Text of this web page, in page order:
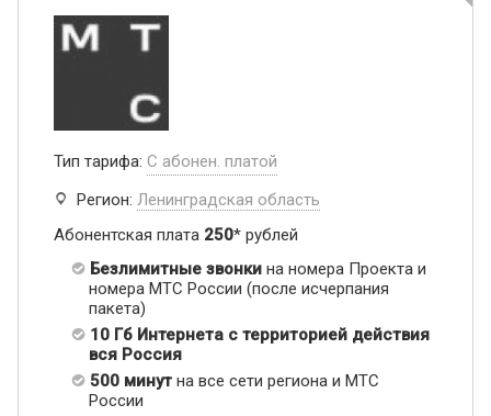
Тип тарифа: С абонен. платой
Регион: Ленинградская область
Абонентская плата 250* рублей
Безлимитные звонки на номера Проекта и
номера МТС России (после исчерпания
пакета)
10 Гб Интернета с территорией действия
вся Россия
500 минут на все сети региона и МТС
России